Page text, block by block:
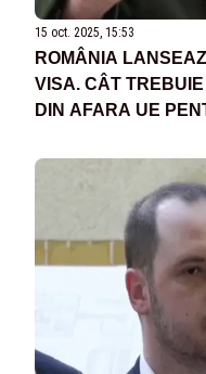
15 oct. 2025, 15:53
ROMÂNIA
VISA. CÂT
DIN AFARA UE